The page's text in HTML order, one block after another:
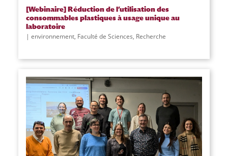
[Webinaire] Réduction de l’utilisation des
consommables plastiques à usage unique au
laboratoire
environnement, Faculté de Sciences, Recherche